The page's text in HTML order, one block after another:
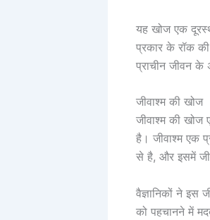
यह खोज एक
प्रकार के रॉक
प्राचीन जीवन के
जीवाश्म की खोज
जीवाश्म की खोज
है। जीवाश्म एक
से है, और इसमें
वैज्ञानिकों ने इस
को पहचानने में